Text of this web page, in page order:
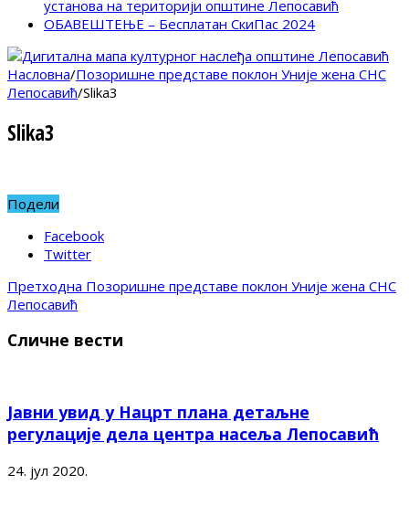
установа на територији општине Лепосавић
ОБАВЕШТЕЊЕ – Бесплатан СкиПас 2024
Насловна/Позоришне представе поклон Уније жена СНС
Лепосавић/Slika3
Slika3
Подели
Facebook
Twitter
Претходна Позоришне представе поклон Уније жена СНС
Лепосавић
Сличне вести
Јавни увид у Нацрт плана детаљне
регулације дела центра насеља Лепосавић
24. јул 2020.